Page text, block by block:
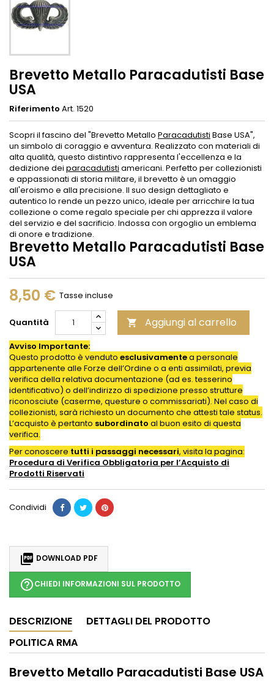
Brevetto Metallo Paracadutisti Base
USA
Riferimento Art. 1520
Scopri il fascino del "Brevetto Metallo Paracadutisti Base USA",
un simbolo di coraggio e avventura. Realizzato con materiali di
alta qualità, questo distintivo rappresenta l'eccellenza e la
dedizione dei paracadutisti americani. Perfetto per collezionisti
e appassionati di storia militare, il brevetto è un omaggio
all'eroismo e alla precisione. Il suo design dettagliato e
autentico lo rende un pezzo unico, ideale per arricchire la tua
collezione o come regalo speciale per chi apprezza il valore
del servizio e del sacrificio. Indossa con orgoglio un emblema
di onore e tradizione.
Brevetto Metallo Paracadutisti Base
USA
8,50 € Tasse incluse
Quantità  Aggiungi al carrello
Avviso Importante:
Questo prodotto è venduto esclusivamentea personale
appartenente alle Forze dell’Ordine o a enti assimilati, previa
verifica della relativa documentazione (ad es. tesserino
identificativo) o dell’indirizzo di spedizione presso strutture
riconosciute (caserme, questure o commissariati). Nel caso di
collezionisti, sarà richiesto un documento che attesti tale status.
L’acquisto è pertanto subordinato al buon esito di questa
verifica.
Per conoscere tutti i passaggi necessari, visita la pagina:
Procedura di Verifica Obbligatoria per l’Acquisto di
Prodotti Riservati
Condividi
 DOWNLOAD PDF
help_outlineCHIEDI INFORMAZIONI SUL PRODOTTO
DESCRIZIONE
DETTAGLI DEL PRODOTTO
POLITICA RMA
Brevetto Metallo Paracadutisti Base USA